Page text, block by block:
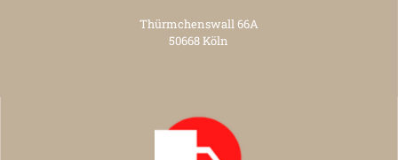
Thürmchenswall 66A
50668 Köln